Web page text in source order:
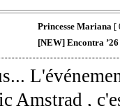
Princesse Mariana [
[NEW] Encontra
Amstrad ,